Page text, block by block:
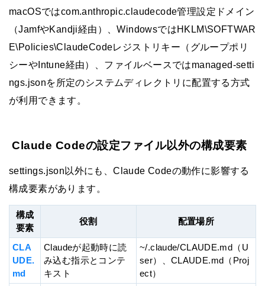
macOSではcom.anthropic.claudecode管理設定ドメイン
（JamfやKandji経由）、WindowsではHKLM\SOFTWAR
E\Policies\ClaudeCodeレジストリキー（グループポリ
シーやIntune経由）、ファイルベースではmanaged-setti
ngs.jsonを所定のシステムディレクトリに配置する方式
が利用できます。
Claude Codeの設定ファイル以外の構成要素
settings.json以外にも、Claude Codeの動作に影響する
構成要素があります。
構成
要素
役割 配置場所
CLA
UDE.
md
Claudeが起動時に読
み込む指示とコンテ
キスト
~/.claude/CLAUDE.md（U
ser）、CLAUDE.md（Proj
ect）